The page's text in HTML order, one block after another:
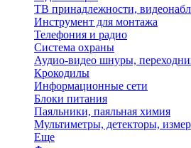
ТВ принадлежности,
Инструмент для монтажа
Телефония и радио
Система охраны
Аудио-видео шнуры,
Крокодилы
Информационные сети
Блоки питания
Паяльники, паяльная химия
Мультиметры, детекторы,
Еще